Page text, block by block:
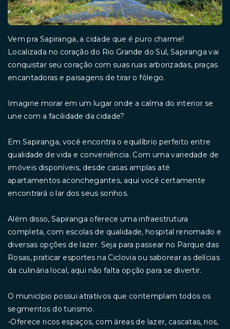
Vem pra Sapiranga, a cidade que é puro charme!
Localizada no coração do Rio Grande do Sul, Sapiranga vai
conquistar seu coração com suas ruas arborizadas, praças
encantadoras e paisagens de tirar o fôlego.
Imagine morar em um lugar onde a calma do interior se
une com a facilidade da cidade?
Em Sapiranga, você encontra o equilíbrio perfeito entre
qualidade de vida e conveniência. Com uma variedade de
imóveis disponíveis, desde casas amplas até
apartamentos aconchegantes, aqui você certamente
encontrará o lar dos seus sonhos.
Além disso, Sapiranga oferece uma infraestrutura
completa, com escolas de qualidade, hospital renomado e
diversas opções de lazer. Seja para passear no Parque das
Rosas, praticar esportes na Ciclovia ou saborear as delícias
da culinária local, aqui não falta opção para se divertir.
O município possui atrativos que contemplam todos os
segmentos do turismo.
-Oferece ricos espaços, com áreas de lazer, cascatas, rios,